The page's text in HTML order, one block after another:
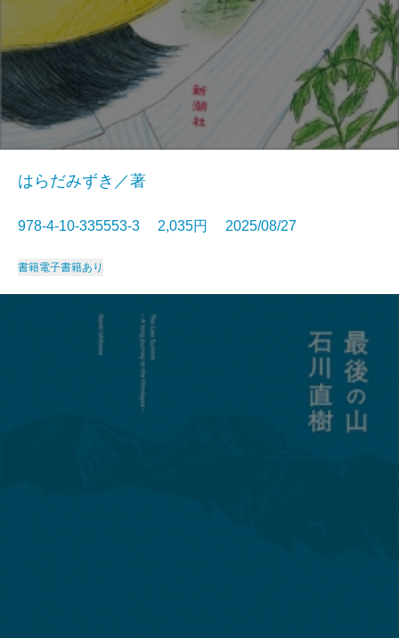
はらだみずき／著
978-4-10-335553-3 2,035円 2025/08/27
書籍電子書籍あり